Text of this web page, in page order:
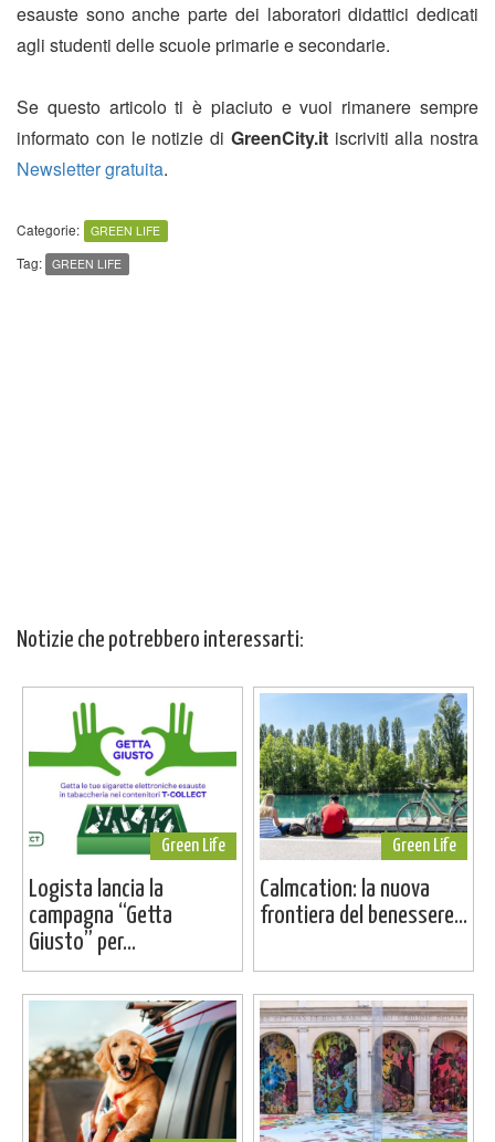
esauste sono anche parte dei laboratori didattici dedicati
agli studenti delle scuole primarie e secondarie.
Se questo articolo ti è piaciuto e vuoi rimanere sempre
informato con le notizie di GreenCity.itiscriviti alla nostra
Newsletter gratuita.
Categorie: GREEN LIFE
Tag: GREEN LIFE
Notizie che potrebbero interessarti:
Green Life
Logista lancia la
campagna “Getta
Giusto” per...
Green Life
Calmcation: la nuova
frontiera del benessere...